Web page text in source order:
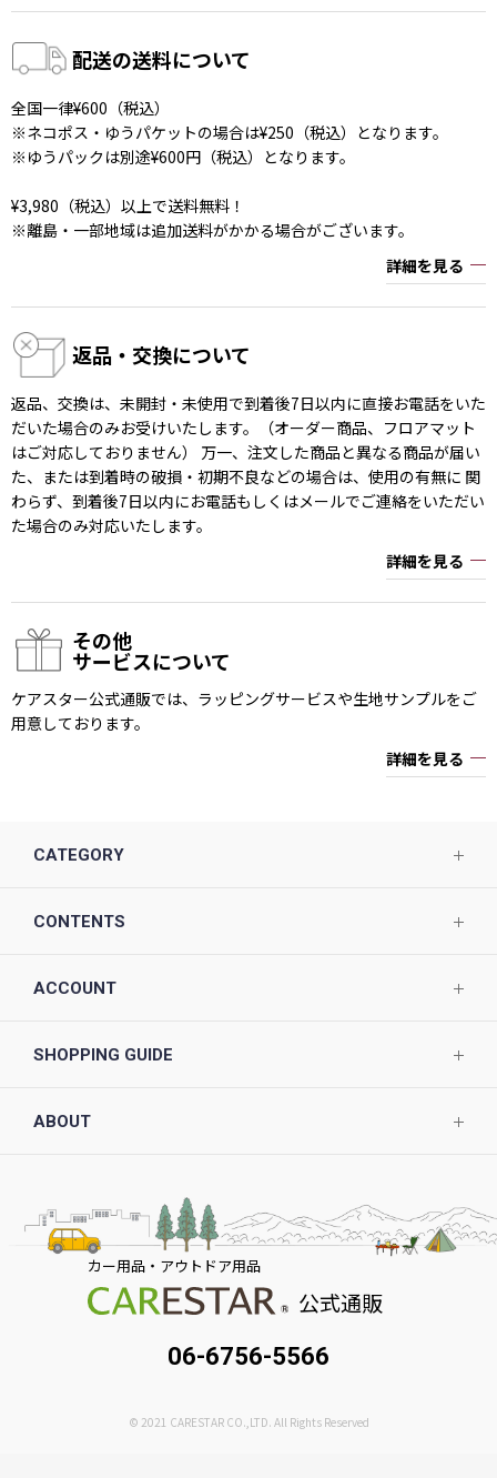
配送の送料について
全国一律¥600（税込）
※ネコポス・ゆうパケットの場合は¥250（税込）となります。
※ゆうパックは別途¥600円（税込）となります。
¥3,980（税込）以上で送料無料！
※離島・一部地域は追加送料がかかる場合がございます。
詳細を見る
返品・交換について
返品、交換は、未開封・未使用で到着後7日以内に直接お電話をいた
だいた場合のみお受けいたします。（オーダー商品、フロアマット
はご対応しておりません） 万一、注文した商品と異なる商品が届い
た、または到着時の破損・初期不良などの場合は、使用の有無に 関
わらず、到着後7日以内にお電話もしくはメールでご連絡をいただい
た場合のみ対応いたします。
詳細を見る
その他
サービスについて
ケアスター公式通販では、ラッピングサービスや生地サンプルをご
用意しております。
詳細を見る
CATEGORY
CONTENTS
ACCOUNT
SHOPPING GUIDE
ABOUT
カー用品・アウトドア用品
公式通販
06-6756-5566
© 2021 CARESTAR CO.,LTD. All Rights Reserved